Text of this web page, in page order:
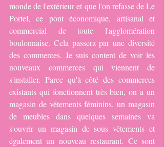
monde de l'extérieur et que l'on refasse de Le
Portel, ce pont économique, artisanal et
commercial de toute l'agglomération
boulonnaise. Cela passera par une diversité
des commerces. Je suis content de voir les
nouveaux commerces qui viennent de
s'installer. Parce qu'à côté des commerces
existants qui fonctionnent très bien, on a un
magasin de vêtements féminins, un magasin
de meubles dans quelques semaines va
s'ouvrir un magasin de sous vêtements et
également un nouveau restaurant. Ce sont